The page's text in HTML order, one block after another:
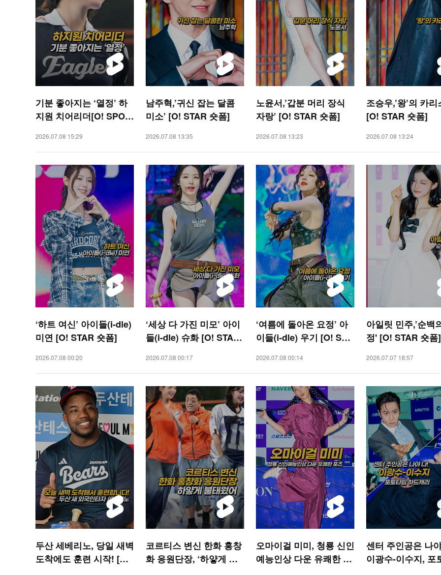
기분 좋아지는 ‘열정’ 하
지원 치어리더[O! SPOR
2026.07.08 15:29
남주혁,’귀신 잡는 달콤
미소’ [O! STAR 숏폼]
2026.07.08 13:35
노윤서,’갑분 머리 장식
자랑’ [O! STAR 숏폼]
2026.07.08 13:23
조승우,’왕’의 카리
[O! STAR 숏폼]
2026.07.08 13:24
‘하트 여신’ 아이들(i-dle)
미연 [O! STAR 숏폼]
2026.07.08 00:20
‘세상 다 가진 미모’ 아이
들(i-dle) 슈화 [O! STAR
2026.07.08 00:17
‘여름에 돌아온 요정’ 아
이들(i-dle) 우기 [O! STA
2026.07.08 00:14
아일릿 민주,’순백
정' [O! STAR 숏폼]
2026.07.07 18:57
두산 세베리노, 당일 새벽
도착에도 훈련 시작! [O!
코르티스 변신 한화 홍창
화 응원단장, ‘하얗게 불
오마이걸 미미, 청룡 신인
예능인상 다운 유쾌한 포
센터 주인공은 나
이광수-이수지, 포